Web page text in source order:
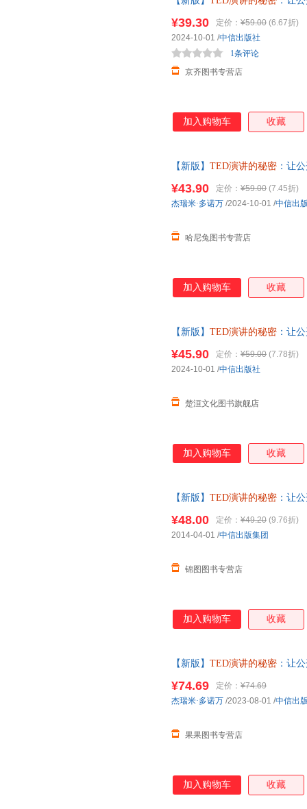
¥39.30 定价： ¥59.00 (6.67折)
京齐图书专营店
1条评论
2024-10-01 /中信出版社
加入购物车 收藏
【新版】 TED演讲的秘密 ：让
¥43.90 定价： ¥59.00 (7.45折)
哈尼兔图书专营店
杰瑞米·多诺万 /2024-10-01 /中信出
加入购物车 收藏
【新版】 TED演讲的秘密 ：让
¥45.90 定价： ¥59.00 (7.78折)
楚洹文化图书旗舰店
2024-10-01 /中信出版社
加入购物车 收藏
【新版】 TED演讲的秘密 ：让
¥48.00 定价： ¥49.20 (9.76折)
锦图图书专营店
2014-04-01 /中信出版集团
加入购物车 收藏
【新版】 TED演讲的秘密 ：让
¥74.69 定价： ¥74.69
果果图书专营店
杰瑞米·多诺万 /2023-08-01 /中信出
加入购物车 收藏